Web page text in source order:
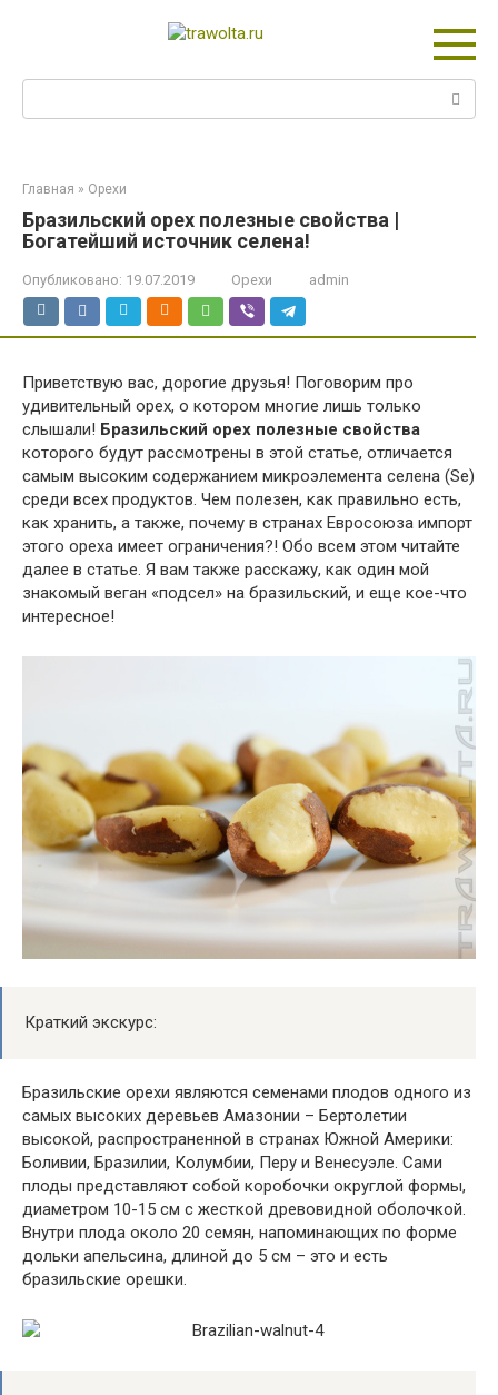
Главная » Орехи
Бразильский орех полезные свойства |
Богатейший источник селена!
Опубликовано: 19.07.2019 Орехи admin
Приветствую вас, дорогие друзья! Поговорим про
удивительный орех, о котором многие лишь только
слышали! Бразильский орех полезные свойства
которого будут рассмотрены в этой статье, отличается
самым высоким содержанием микроэлемента селена (Se)
среди всех продуктов. Чем полезен, как правильно есть,
как хранить, а также, почему в странах Евросоюза импорт
этого ореха имеет ограничения?! Обо всем этом читайте
далее в статье. Я вам также расскажу, как один мой
знакомый веган «подсел» на бразильский, и еще кое-что
интересное!
Краткий экскурс:
Бразильские орехи являются семенами плодов одного из
самых высоких деревьев Амазонии – Бертолетии
высокой, распространенной в странах Южной Америки:
Боливии, Бразилии, Колумбии, Перу и Венесуэле. Сами
плоды представляют собой коробочки округлой формы,
диаметром 10-15 см с жесткой древовидной оболочкой.
Внутри плода около 20 семян, напоминающих по форме
дольки апельсина, длиной до 5 см – это и есть
бразильские орешки.